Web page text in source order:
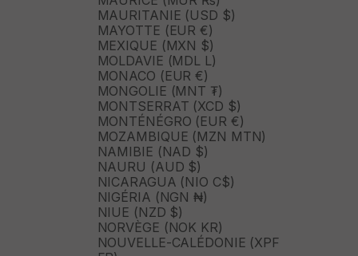
MAURITANIE (USD $)
MAYOTTE (EUR €)
MEXIQUE (MXN $)
MOLDAVIE (MDL L)
MONACO (EUR €)
MONGOLIE (MNT ₮)
MONTSERRAT (XCD $)
MONTÉNÉGRO (EUR €)
MOZAMBIQUE (MZN MTN)
NAMIBIE (NAD $)
NAURU (AUD $)
NICARAGUA (NIO C$)
NIGÉRIA (NGN ₦)
NIUE (NZD $)
NORVÈGE (NOK KR)
NOUVELLE-CALÉDONIE (XPF